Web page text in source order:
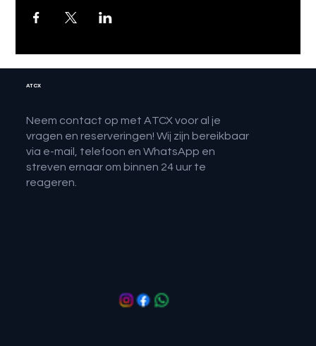
ATCX
Neem contact op met ATCX voor al je
vragen en reserveringen! Wij zijn bereikbaar
via e-mail, telefoon en WhatsApp en
streven ernaar om binnen 24 uur te
reageren.